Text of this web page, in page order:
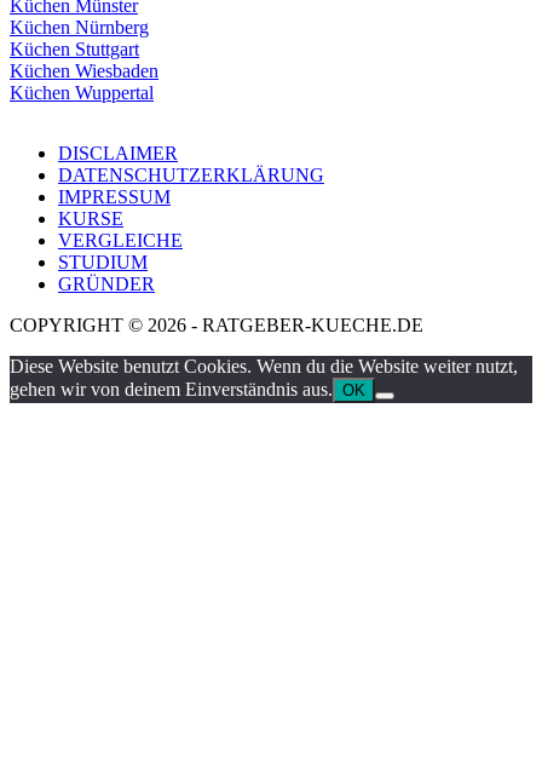
Küchen Münster
Küchen Nürnberg
Küchen Stuttgart
Küchen Wiesbaden
Küchen Wuppertal
DISCLAIMER
DATENSCHUTZERKLÄRUNG
IMPRESSUM
KURSE
VERGLEICHE
STUDIUM
GRÜNDER
COPYRIGHT © 2026 - RATGEBER-KUECHE.DE
Diese Website benutzt Cookies. Wenn du die Website weiter nutzt,
gehen wir von deinem Einverständnis aus. OK